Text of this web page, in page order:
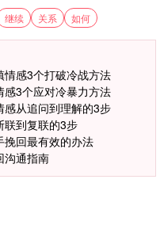
继续 关系 如何
感3个打破冷战方法
感3个应对冷暴力方法
感从追问到理解的3步
联到复联的3步
挽回最有效的办法
沟通指南